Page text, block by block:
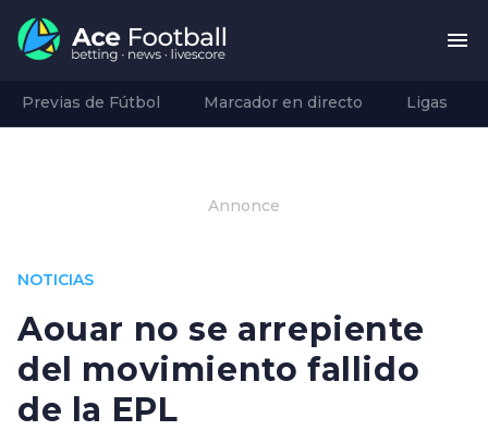
Previas de Fútbol Marcador en directo Ligas
Annonce
NOTICIAS
Aouar no se arrepiente
del movimiento fallido
de la EPL